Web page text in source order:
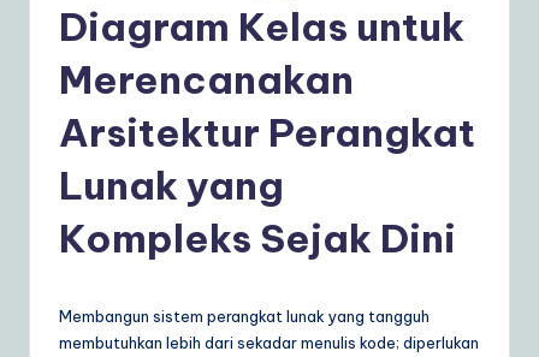
In
si
Diagram Kelas untuk
Merencanakan
Arsitektur Perangkat
Lunak yang
Kompleks Sejak Dini
Membangun sistem perangkat lunak yang tangguh
membutuhkan lebih dari sekadar menulis kode; diperlukan